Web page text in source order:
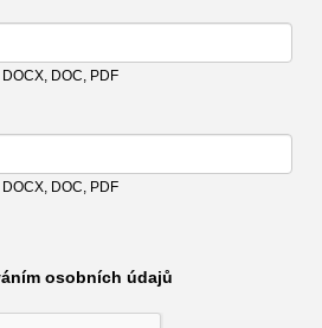
DOC, PDF
DOC, PDF
osobních údajů